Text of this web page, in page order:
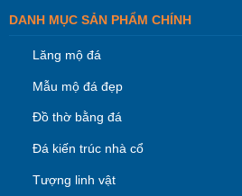
DANH MỤC SẢN PHẨM CHÍNH
Lăng mộ đá
Mẫu mộ đá đẹp
Đồ thờ bằng đá
Đá kiến trúc nhà cổ
Tượng linh vật